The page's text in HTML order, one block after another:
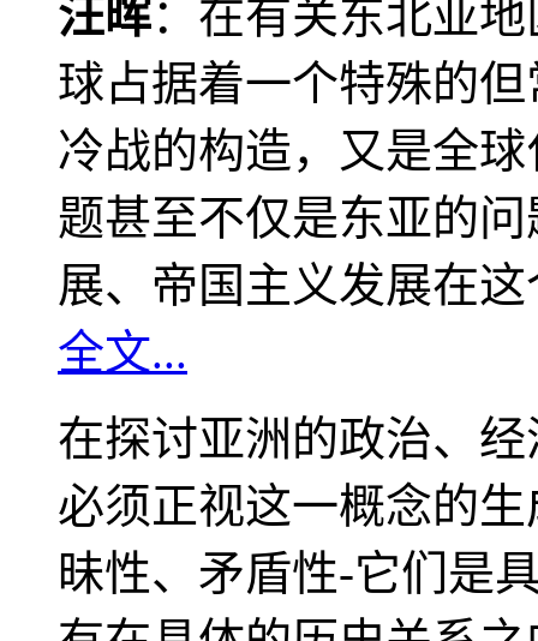
汪晖：在有关东北亚
球占据着一个特殊的
冷战的构造，又是全
题甚至不仅是东亚的
展、帝国主义发展在
全文...
在探讨亚洲的政治、
必须正视这一概念的
昧性、矛盾性-它们是